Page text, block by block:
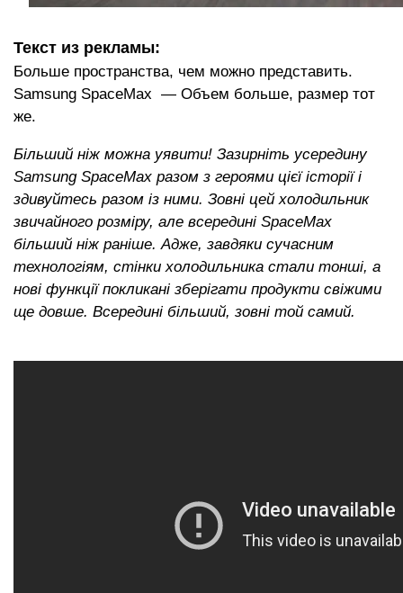
Текст из рекламы:
Больше пространства, чем можно представить.
Samsung SpaceMax — Объем больше, размер тот
же.
Більший ніж можна уявити! Зазирніть усередину
Samsung SpaceMax разом з героями цієї історії і
здивуйтесь разом із ними. Зовні цей холодильник
звичайного розміру, але всередині SpaceMax
більший ніж раніше. Адже, завдяки сучасним
технологіям, стінки холодильника стали тонші, а
нові функції покликані зберігати продукти свіжими
ще довше. Всередині більший, зовні той самий.